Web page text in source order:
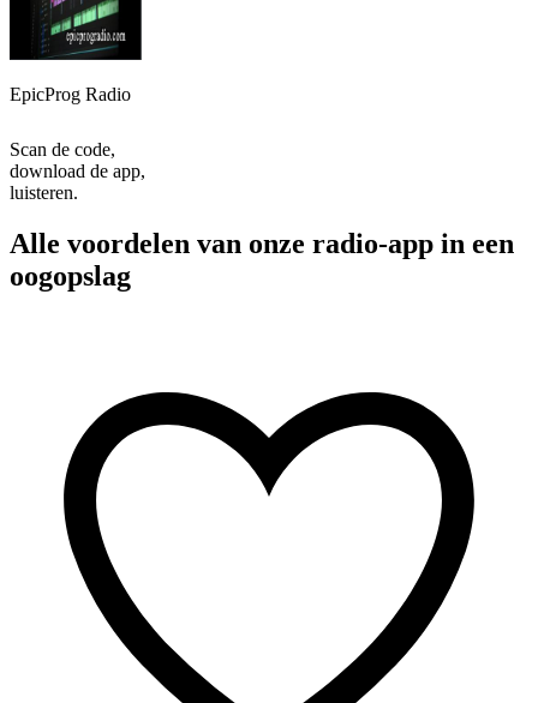
EpicProg Radio
Scan de code,
download de app,
luisteren.
Alle voordelen van onze radio-app in een
oogopslag